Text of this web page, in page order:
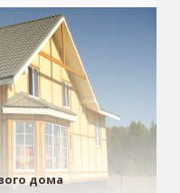
дома